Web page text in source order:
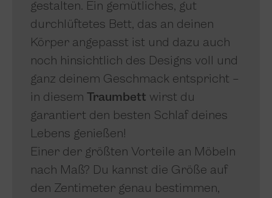
gestalten. Ein gemütliches, gut
durchlüftetes Bett, das an deinen
Körper angepasst ist und dazu auch
noch hinsichtlich des Designs voll und
ganz deinem Geschmack entspricht –
in diesem Traumbett wirst du
garantiert den besten Schlaf deines
Lebens genießen!
Einer der größten Vorteile an Möbeln
nach Maß? Du kannst die Größe auf
den Zentimeter genau bestimmen,